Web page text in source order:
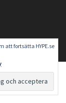
att fortsätta HYPE.se